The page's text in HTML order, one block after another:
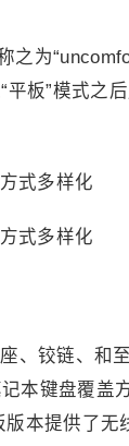
为
板”模式之
、铰链、和
本键盘覆盖
本提供了无